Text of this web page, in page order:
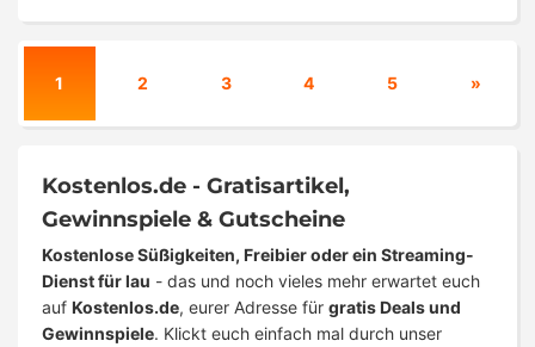
1 2 3 4 5 »
Kostenlos.de - Gratisartikel,
Gewinnspiele & Gutscheine
Kostenlose Süßigkeiten, Freibier oder ein Streaming-
Dienst für lau - das und noch vieles mehr erwartet euch
auf Kostenlos.de, eurer Adresse für gratis Deals und
Gewinnspiele. Klickt euch einfach mal durch unser